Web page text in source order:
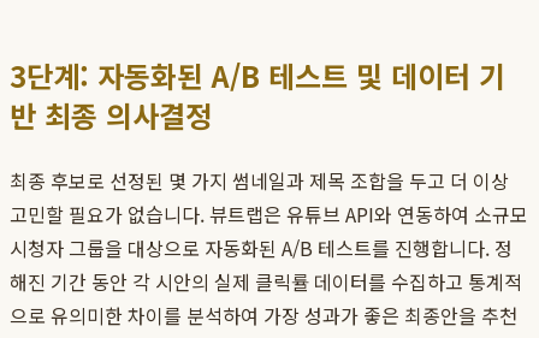
3단계: 자동화된 A/B 테스트 및 데이터 기
반 최종 의사결정
최종 후보로 선정된 몇 가지 썸네일과 제목 조합을 두고 더 이상
고민할 필요가 없습니다. 뷰트랩은 유튜브 API와 연동하여 소규모
시청자 그룹을 대상으로 자동화된 A/B 테스트를 진행합니다. 정
해진 기간 동안 각 시안의 실제 클릭률 데이터를 수집하고 통계적
으로 유의미한 차이를 분석하여 가장 성과가 좋은 최종안을 추천